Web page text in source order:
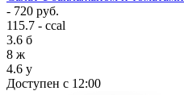
- 720 руб.
115.7 - ccal
3.6 б
8 ж
4.6 у
Доступен с 12:00